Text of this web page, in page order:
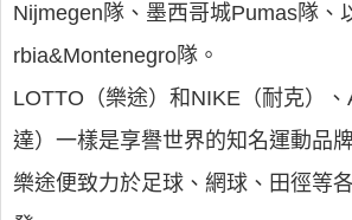
Nijmegen隊、墨西哥城Pumas隊、
rbia&Montenegro隊。
LOTTO（樂途）和NIKE（耐克）
達）一樣是享譽世界的知名運動品
樂途便致力於足球、網球、田徑等